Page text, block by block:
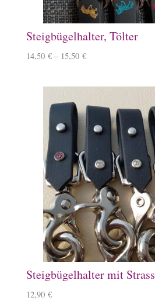
Steigbügelhalter, Tölter
14,50 € – 15,50 €
Steigbügelhalter mit Strass
12,90 €